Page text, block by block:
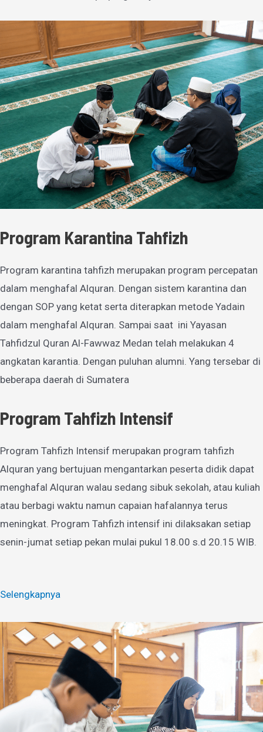
Program Karantina Tahfizh
Program karantina tahfizh merupakan program percepatan
dalam menghafal Alquran. Dengan sistem karantina dan
dengan SOP yang ketat serta diterapkan metode Yadain
dalam menghafal Alquran. Sampai saat ini Yayasan
Tahfidzul Quran Al-Fawwaz Medan telah melakukan 4
angkatan karantia. Dengan puluhan alumni. Yang tersebar di
beberapa daerah di Sumatera
Program Tahfizh Intensif
Program Tahfizh Intensif merupakan program tahfizh
Alquran yang bertujuan mengantarkan peserta didik dapat
menghafal Alquran walau sedang sibuk sekolah, atau kuliah
atau berbagi waktu namun capaian hafalannya terus
meningkat. Program Tahfizh intensif ini dilaksakan setiap
senin-jumat setiap pekan mulai pukul 18.00 s.d 20.15 WIB.
Selengkapnya